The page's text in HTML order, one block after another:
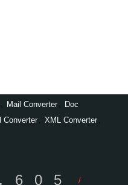
Mail Converter
Doc
Converter XML Converter
/